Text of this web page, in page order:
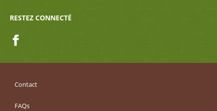
RESTEZ CONNECTÉ
Contact
FAQs